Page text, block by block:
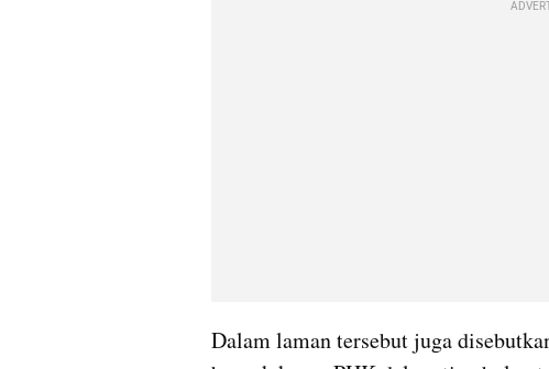
Dalam laman tersebut juga